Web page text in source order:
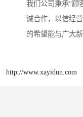
我们公司秉承“顾
诚合作，以信经
的希望能与广大
http://www.xayidun.com